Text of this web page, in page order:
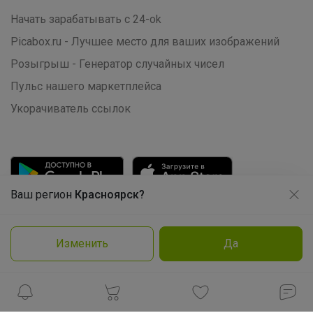
Ваш регион Красноярск?
Изменить Да
Начать зарабатывать с 24-ok
Picabox.ru - Лучшее место для ваших изображений
Розыгрыш - Генератор случайных чисел
Пульс нашего маркетплейса
Укорачиватель ссылок
© ООО "Лявита", ОГРН 1122468054070, 2012 - 2026
Политика конфиденциальности
Брюнетка
Идеальные школьные футболки PLAY
TODAY— красиво, удобно и по приятным
Продолжая использовать этот сайт и нажимая кнопку
Принять